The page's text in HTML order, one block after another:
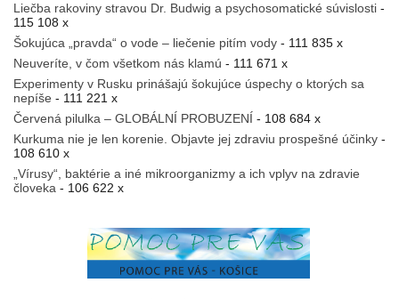
Liečba rakoviny stravou Dr. Budwig a psychosomatické súvislosti -
115 108 x
Šokujúca „pravda“ o vode – liečenie pitím vody - 111 835 x
Neuveríte, v čom všetkom nás klamú - 111 671 x
Experimenty v Rusku prinášajú šokujúce úspechy o ktorých sa
nepíše - 111 221 x
Červená pilulka – GLOBÁLNÍ PROBUZENÍ - 108 684 x
Kurkuma nie je len korenie. Objavte jej zdraviu prospešné účinky -
108 610 x
„Vírusy“, baktérie a iné mikroorganizmy a ich vplyv na zdravie
človeka - 106 622 x